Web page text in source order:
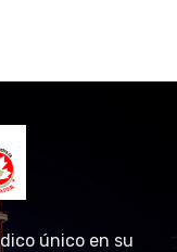
único en su